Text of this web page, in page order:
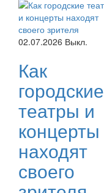
02.07.2026 Выкл.
Как
городские
театры и
концерты
находят
своего